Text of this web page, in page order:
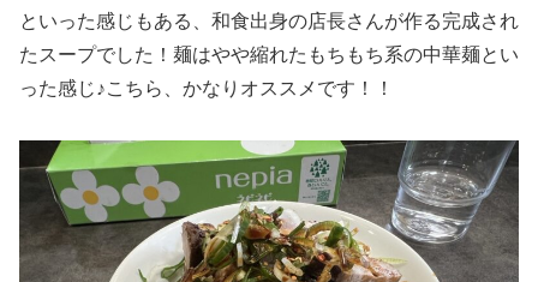
といった感じもある、和食出身の店長さんが作る完成され
たスープでした！麺はやや縮れたもちもち系の中華麺とい
った感じ♪こちら、かなりオススメです！！